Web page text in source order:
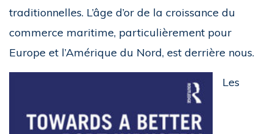
traditionnelles. L’âge d’or de la croissance du
commerce maritime, particulièrement pour
Europe et l’Amérique du Nord, est derrière nous.
Les